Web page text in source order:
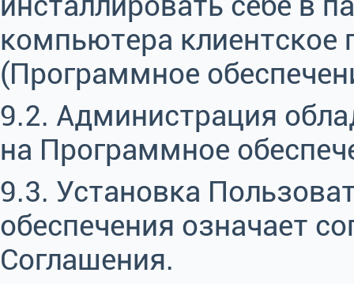
компьютера клиентское
(Программное
9.2. Администрация
на Программное
9.3. Установка
обеспечения означает
Соглашения.